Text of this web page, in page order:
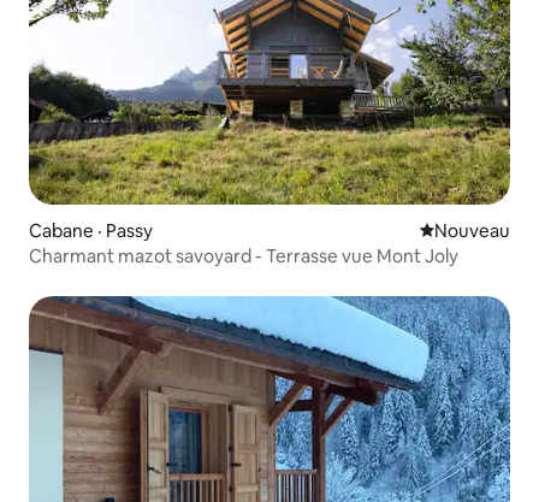
Cabane · Passy Nouvel
Nouveau
Charmant mazot savoyard - Terrasse vue Mont Joly